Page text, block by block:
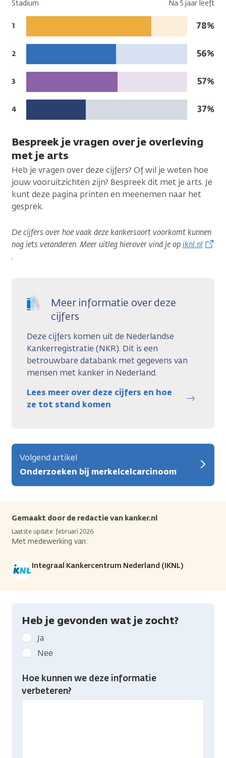
Stadium Na 5 jaar leeft
Stadium:
1
Na
jaar
78%
Stadium:
2
Na
jaar
56%
Stadium:
3
Na
jaar
57%
Stadium:
4
Na
leeft:
37%
Bespreek je vragen over je overleving
met je arts
Heb je vragen over deze cijfers? Of wil je weten hoe
jouw vooruitzichten zijn? Bespreek dit met je arts. Je
kunt deze pagina printen en meenemen naar het
gesprek.
De cijfers over hoe vaak deze kankersoort voorkomt kunnen
nog iets veranderen. Meer uitleg hierover vind je opiknl.nl
.
Meer informatie over deze
cijfers
Deze cijfers komen uit de Nederlandse
Kankerregistratie (NKR). Dit is een
betrouwbare databank met gegevens van
mensen met kanker in Nederland.
Lees meer over deze cijfers en hoe
ze tot stand komen
Volgend artikel
Onderzoeken bij merkelcelcarcinoom
Gemaakt door de redactie van kanker.nl
Laatste update: februari 2026
Met medewerking van:
Integraal Kankercentrum Nederland (IKNL)
Heb je gevonden wat je zocht?
Geef
kanker.nl
feedback:
Heb
gevonden
Ja
Nee
Hoe kunnen we deze informatie
verbeteren?